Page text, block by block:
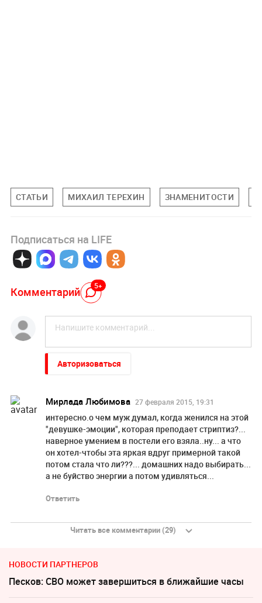
СТАТЬИ МИХАИЛ ТЕРЕХИН ЗНАМЕНИТОСТИ
Подписаться на LIFE
Комментарий 5+
Авторизоваться
Мирлада Любимова 27 февраля 2015, 19:31
интересно.о чем муж думал, когда женился на этой
"девушке-эмоции", которая преподает стриптиз?...
наверное умением в постели его взяла..ну... а что
он хотел-чтобы эта яркая вдруг примерной такой
потом стала что ли???... домашних надо выбирать...
а не буйство энергии а потом удивляться...
Ответить
Читать все комментарии (29)
НОВОСТИ ПАРТНЕРОВ
Песков: СВО может завершиться в ближайшие часы